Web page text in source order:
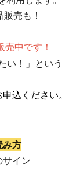
売も！
売中です！
い！」という
込ください。
方
イン